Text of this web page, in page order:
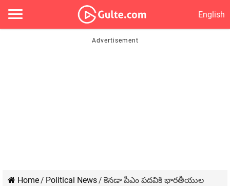
English
Home/ Political News/ కెనడా పీఎం పదవికి భారతీయుల